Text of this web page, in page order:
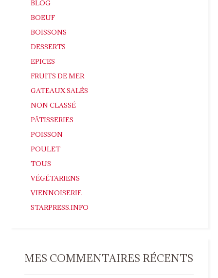
BLOG
BOEUF
BOISSONS
DESSERTS
EPICES
FRUITS DE MER
GATEAUX SALÉS
NON CLASSÉ
PÂTISSERIES
POISSON
POULET
TOUS
VÉGÉTARIENS
VIENNOISERIE
STARPRESS.INFO
MES COMMENTAIRES RÉCENTS